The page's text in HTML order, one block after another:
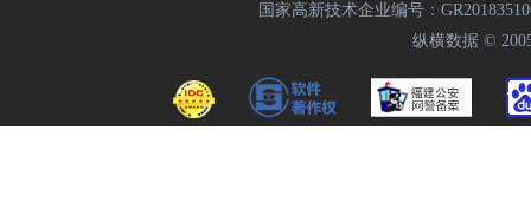
国家高新技术企业编号：
纵横数据 ©